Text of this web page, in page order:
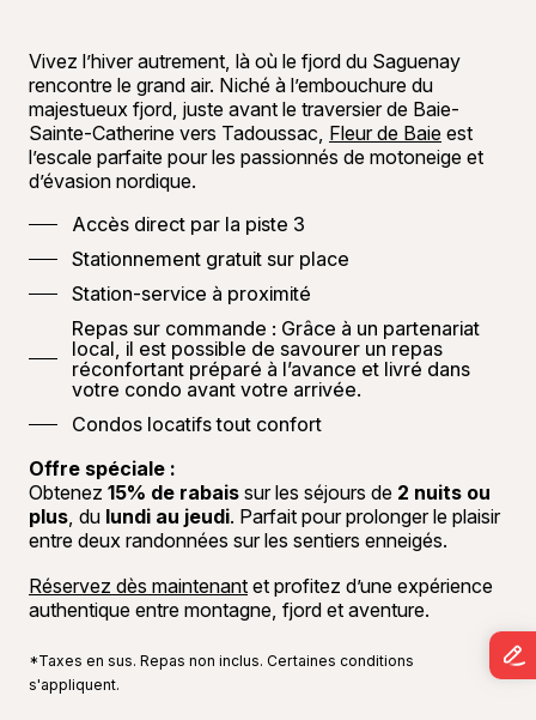
Vivez l’hiver autrement, là où le fjord du Saguenay
rencontre le grand air. Niché à l’embouchure du
majestueux fjord, juste avant le traversier de Baie-
Sainte-Catherine vers Tadoussac, Fleur de Baie est
l’escale parfaite pour les passionnés de motoneige et
d’évasion nordique.
Accès direct par la piste 3
Stationnement gratuit sur place
Station-service à proximité
Repas sur commande : Grâce à un partenariat
local, il est possible de savourer un repas
réconfortant préparé à l’avance et livré dans
votre condo avant votre arrivée.
Condos locatifs tout confort
Offre spéciale :
Obtenez 15% de rabais sur les séjours de 2 nuits ou
plus, du lundi au jeudi. Parfait pour prolonger le plaisir
entre deux randonnées sur les sentiers enneigés.
Réservez dès maintenant et profitez d’une expérience
authentique entre montagne, fjord et aventure.
*Taxes en sus. Repas non inclus. Certaines conditions
s'appliquent.